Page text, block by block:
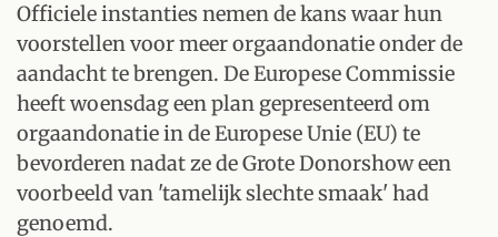
Officiele instanties nemen de kans waar hun
voorstellen voor meer orgaandonatie onder de
aandacht te brengen. De Europese Commissie
heeft woensdag een plan gepresenteerd om
orgaandonatie in de Europese Unie (EU) te
bevorderen nadat ze de Grote Donorshow een
voorbeeld van 'tamelijk slechte smaak' had
genoemd.